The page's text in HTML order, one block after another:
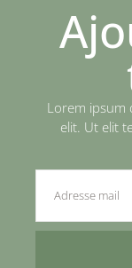
Lorem ipsum
elit. Ut elit